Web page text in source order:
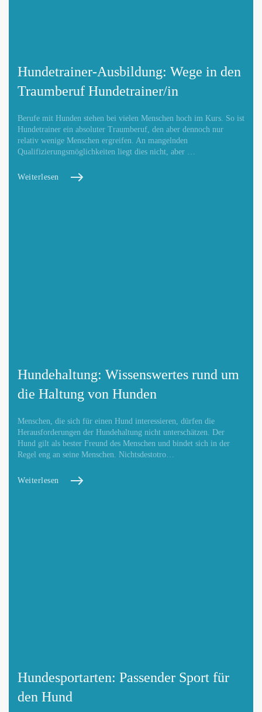
Hundetrainer-Ausbildung: Wege in den
Traumberuf Hundetrainer/in
Berufe mit Hunden stehen bei vielen Menschen hoch im Kurs. So ist
Hundetrainer ein absoluter Traumberuf, den aber dennoch nur
relativ wenige Menschen ergreifen. An mangelnden
Qualifizierungsmöglichkeiten liegt dies nicht, aber …
Weiterlesen
Hundehaltung: Wissenswertes rund um
die Haltung von Hunden
Menschen, die sich für einen Hund interessieren, dürfen die
Herausforderungen der Hundehaltung nicht unterschätzen. Der
Hund gilt als bester Freund des Menschen und bindet sich in der
Regel eng an seine Menschen. Nichtsdestotro…
Weiterlesen
Hundesportarten: Passender Sport für
den Hund